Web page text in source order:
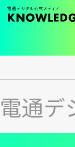
メ
イ
ン
コ
電通デ